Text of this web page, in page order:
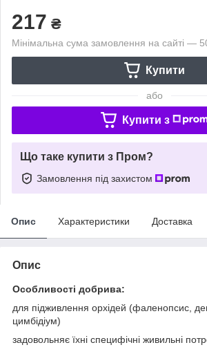
217 ₴
Мінімальна сума замовлення на сайті —
Купити
або
Купити з
Що таке купити з Пром?
Замовлення під захистом
Опис Характеристики Доставка
Опис
Особливості добрива:
для підживлення орхідей (фаленопсис,
цимбідіум)
задовольняє їхні специфічні живильні